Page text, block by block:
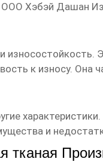
ООО Хэбэй Дашан
износостойкость.
к износу.
и
тканая